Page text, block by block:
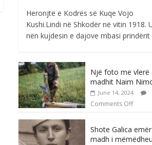
Heronjtë e Kodrës së Kuqe Vojo
Kushi.Lindi në Shkodër në vitin 1918.
nën kujdesin e dajove mbasi prindërit
Një foto me vlerë
madhit Naim
June 14, 2024
Comments Off
Shote Galica
madh i